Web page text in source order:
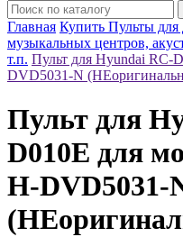
Главная Купить Пульты
музыкальных центров,
т.п. Пульт для Hyundai RC-
DVD5031-N
Пульт для
D010E для
H-DVD5031-